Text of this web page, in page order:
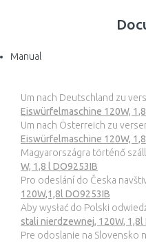
Manual
Um nach Deutschland zu
Eiswürfelmaschine 120W,
Um nach Österreich zu
Eiswürfelmaschine 120W,
Magyarországra történő
W, 1,8 l DO9253IB
Pro odeslání do Česka
120W,1,8l DO9253IB
Aby wysłać do Polski
stali nierdzewnej, 120W, 1,8l
Pre odoslanie na Slovensko